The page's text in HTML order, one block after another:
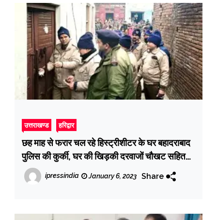
उत्तराखण्ड हरिद्वार
छह माह से फरार चल रहे हिस्ट्रीशीटर के घर बहादराबाद
पुलिस की कुर्की, घर की खिड़की दरवाजों चौखट सहित
अन्य संपत्ति को कुर्क कर लिया
ipressindia January 6, 2023 Share